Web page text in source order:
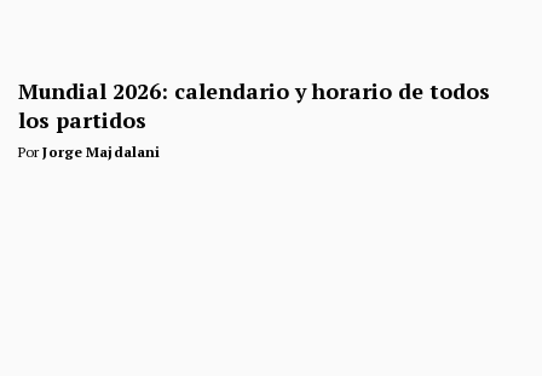
Mundial 2026: calendario y horario de todos
los partidos
PorJorge Majdalani